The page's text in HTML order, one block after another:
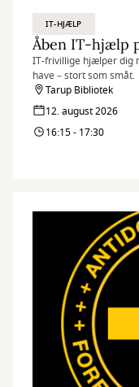
IT-HJÆLP
Åben IT-hjælp
IT-frivillige hjælper dig
have – stort som småt.
Tarup Bibliotek
12. august 2026
16:15 - 17:30